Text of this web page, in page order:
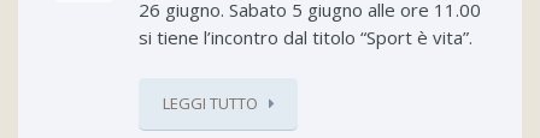
26 giugno. Sabato 5 giugno alle ore 11.00
si tiene l’incontro dal titolo “Sport è vita”.
LEGGI TUTTO